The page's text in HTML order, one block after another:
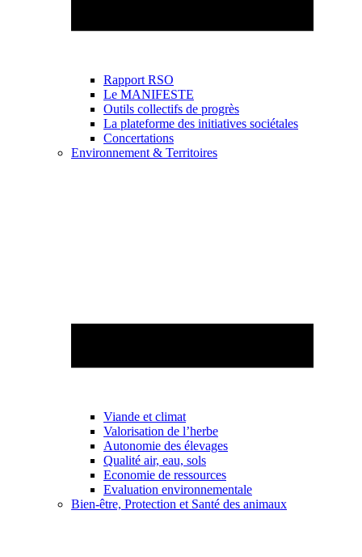
Rapport RSO
Le MANIFESTE
Outils collectifs de progrès
La plateforme des initiatives sociétales
Concertations
Environnement & Territoires
Viande et climat
Valorisation de l’herbe
Autonomie des élevages
Qualité air, eau, sols
Economie de ressources
Evaluation environnementale
Bien-être, Protection et Santé des animaux